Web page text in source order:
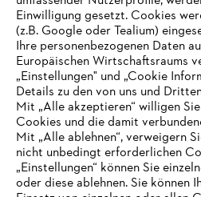
Informationen für Lieferanten
Produkte
Kontakt
Karriere
Hinweisgebersystem
Einwilligung gesetzt. Cookies
(z.B. Google oder Tealium)
Ihre personenbezogenen Daten
Europäischen Wirtschaftsraums
„Einstellungen" und „Cookie
Details zu den von uns und
Mit „Alle akzeptieren“ willigen
Cookies und die damit
Mit „Alle ablehnen“, verweigern
nicht unbedingt erforderlichen
„Einstellungen“ können Sie
oder diese ablehnen. Sie können